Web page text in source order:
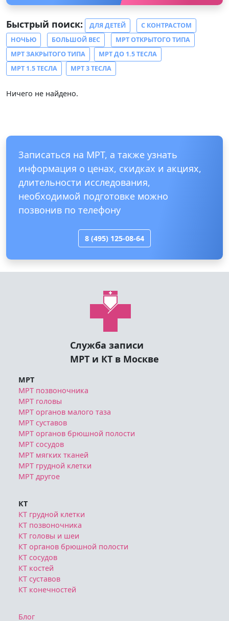
Быстрый поиск: ДЛЯ ДЕТЕЙ
С КОНТРАСТОМ
НОЧЬЮ
БОЛЬШОЙ ВЕС
МРТ ОТКРЫТОГО ТИПА
МРТ ЗАКРЫТОГО ТИПА
МРТ ДО 1.5 ТЕСЛА
МРТ 1.5 ТЕСЛА
МРТ 3 ТЕСЛА
Ничего не найдено.
Записаться на МРТ, а также узнать
информация о ценах, скидках и акциях,
длительности исследования,
необходимой подготовке можно
позвонив по телефону
8 (495) 125-08-64
Служба записи
МРТ и КТ в Москве
МРТ
МРТ позвоночника
МРТ головы
МРТ органов малого таза
МРТ суставов
МРТ органов брюшной полости
МРТ сосудов
МРТ мягких тканей
МРТ грудной клетки
МРТ другое
КТ
КТ грудной клетки
КТ позвоночника
КТ головы и шеи
КТ органов брюшной полости
КТ сосудов
КТ костей
КТ суставов
КТ конечностей
Блог